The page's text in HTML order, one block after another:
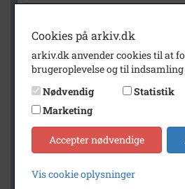
Geografi
Generelt
Vis kun med billeder
Vis kun med lydklip
Cookies på arkiv.dk
arkiv.dk anvender cookies til at
brugeroplevelse og til
Nødvendig
Statistik
Marketing
Accepter nødvendige
Vis cookie oplysninger